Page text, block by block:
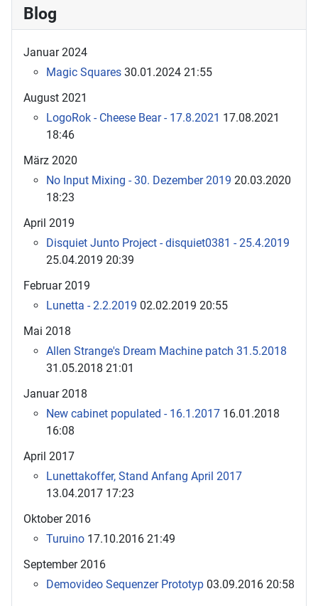
Blog
Januar 2024
Magic Squares 30.01.2024 21:55
August 2021
LogoRok - Cheese Bear - 17.8.2021 17.08.2021
18:46
März 2020
No Input Mixing - 30. Dezember 2019 20.03.2020
18:23
April 2019
Disquiet Junto Project - disquiet0381 - 25.4.2019
25.04.2019 20:39
Februar 2019
Lunetta - 2.2.2019 02.02.2019 20:55
Mai 2018
Allen Strange's Dream Machine patch 31.5.2018
31.05.2018 21:01
Januar 2018
New cabinet populated - 16.1.2017 16.01.2018
16:08
April 2017
Lunettakoffer, Stand Anfang April 2017
13.04.2017 17:23
Oktober 2016
Turuino 17.10.2016 21:49
September 2016
Demovideo Sequenzer Prototyp 03.09.2016 20:58